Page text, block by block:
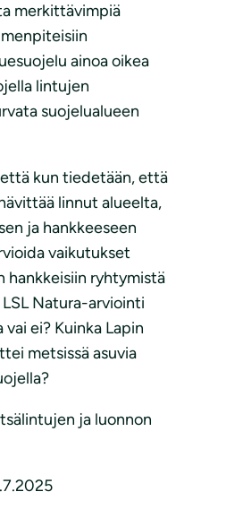
merkittävimpiä
ainoa oikea
lintujen
suojelualueen
että kun tiedetään, että
linnut alueelta,
ja hankkeeseen
vaikutukset
hankkeisiin ryhtymistä
Natura-arviointi
ei? Kuinka Lapin
metsissä asuvia
ja luonnon